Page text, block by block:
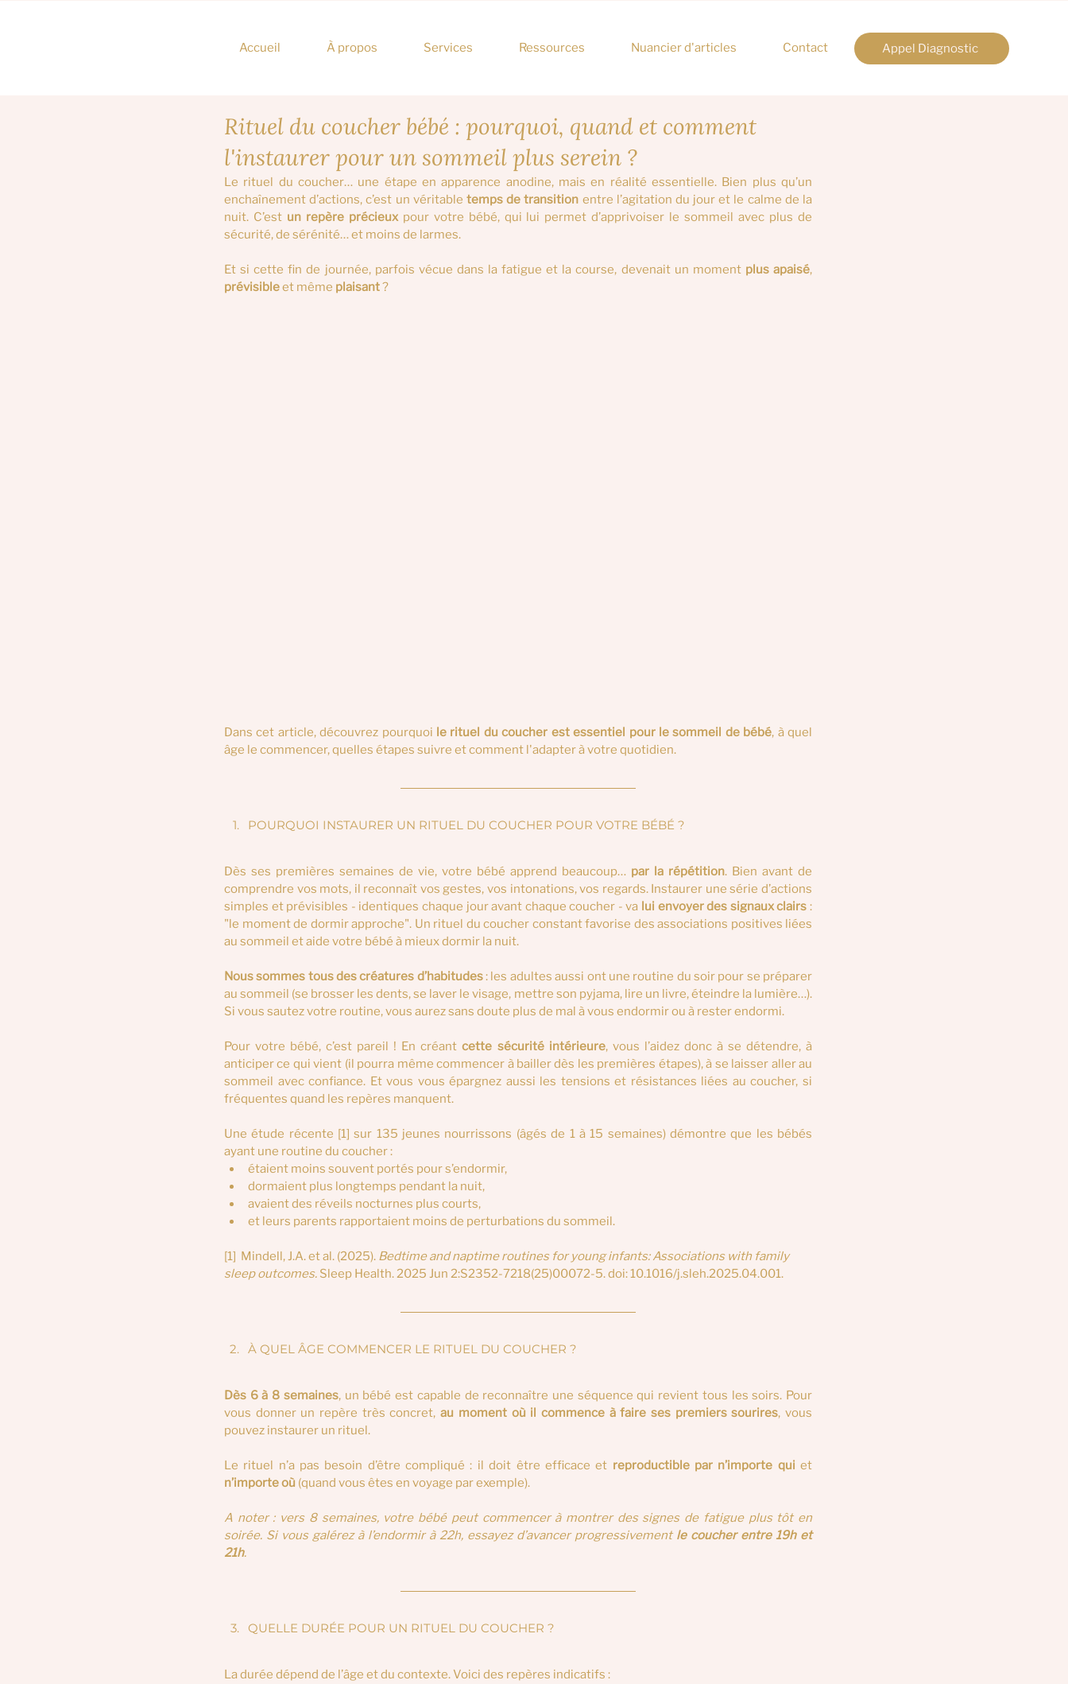
Accueil À propos Services Ressources Nuancier d'articles Contact Appel Diagnostic
Rituel du coucher bébé : pourquoi, quand et comment
l'instaurer pour un sommeil plus serein ?
Le rituel du coucher… une étape en apparence anodine, mais en réalité essentielle. Bien plus qu’un
enchaînement d’actions, c’est un véritable temps de transition entre l’agitation du jour et le calme de la
nuit. C’est un repère précieux pour votre bébé, qui lui permet d’apprivoiser le sommeil avec plus de
sécurité, de sérénité… et moins de larmes.
Et si cette fin de journée, parfois vécue dans la fatigue et la course, devenait un moment plus apaisé
prévisible et même plaisant ?
Dans cet article, découvrez pourquoi le rituel du coucher est essentiel pour le sommeil de bébé, à quel
âge le commencer, quelles étapes suivre et comment l'adapter à votre quotidien.
POURQUOI INSTAURER UN RITUEL DU COUCHER POUR VOTRE BÉBÉ ?
Dès ses premières semaines de vie, votre bébé apprend beaucoup… par la répétition. Bien avant de
comprendre vos mots, il reconnaît vos gestes, vos intonations, vos regards. Instaurer une série d’actions
simples et prévisibles - identiques chaque jour avant chaque coucher - va lui envoyer des signaux clairs :
"le moment de dormir approche". Un rituel du coucher constant favorise des associations positives liées
au sommeil et aide votre bébé à mieux dormir la nuit.
Nous sommes tous des créatures d’habitudes : les adultes aussi ont une routine du soir pour se préparer
au sommeil (se brosser les dents, se laver le visage, mettre son pyjama, lire un livre, éteindre la lumière…).
Si vous sautez votre routine, vous aurez sans doute plus de mal à vous endormir ou à rester endormi.
Pour votre bébé, c’est pareil ! En créant cette sécurité intérieure, vous l’aidez donc à se détendre, à
anticiper ce qui vient (il pourra même commencer à bailler dès les premières étapes), à se laisser aller au
sommeil avec confiance. Et vous vous épargnez aussi les tensions et résistances liées au coucher, si
fréquentes quand les repères manquent.
Une étude récente [1] sur 135 jeunes nourrissons (âgés de 1 à 15 semaines) démontre que les bébés
ayant une routine du coucher :
étaient moins souvent portés pour s’endormir,
dormaient plus longtemps pendant la nuit,
avaient des réveils nocturnes plus courts,
et leurs parents rapportaient moins de perturbations du sommeil.
[1]  Mindell, J.A. et al. (2025). Bedtime and naptime routines for young infants: Associations with family
sleep outcomes. Sleep Health. 2025 Jun 2:S2352-7218(25)00072-5. doi: 10.1016/j.sleh.2025.04.001.
À QUEL ÂGE COMMENCER LE RITUEL DU COUCHER ?
Dès 6 à 8 semaines, un bébé est capable de reconnaître une séquence qui revient tous les soirs. Pour
vous donner un repère très concret, au moment où il commence à faire ses premiers sourires, vous
pouvez instaurer un rituel.
Le rituel n’a pas besoin d’être compliqué : il doit être efficace et reproductible par n’importe qui
n’importe où (quand vous êtes en voyage par exemple).
A noter : vers 8 semaines, votre bébé peut commencer à montrer des signes de fatigue plus tôt en
soirée. Si vous galérez à l’endormir à 22h, essayez d’avancer progressivement le coucher entre 19h et
21h.
QUELLE DURÉE POUR UN RITUEL DU COUCHER ?
La durée dépend de l’âge et du contexte. Voici des repères indicatifs :